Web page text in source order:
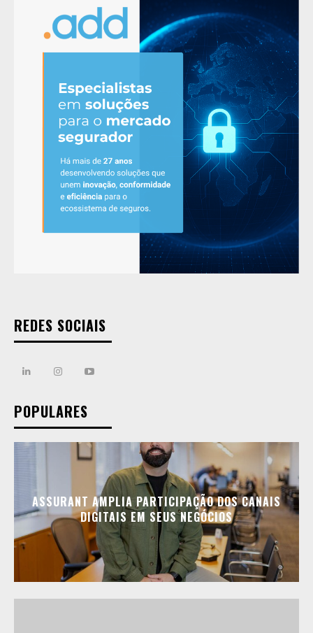
REDES SOCIAIS
POPULARES
ASSURANT AMPLIA PARTICIPAÇÃO DOS CANAIS
DIGITAIS EM SEUS NEGÓCIOS